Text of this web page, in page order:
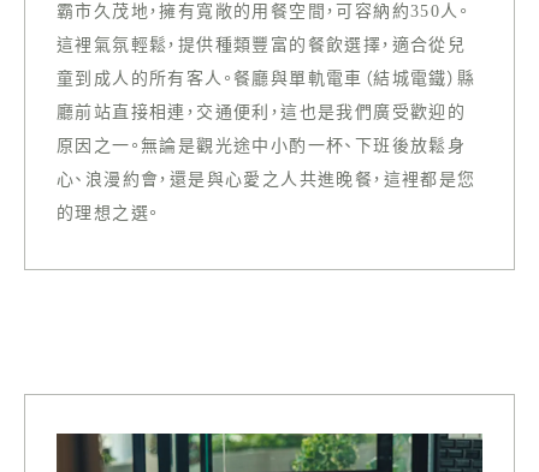
霸市久茂地，擁有寬敞的用餐空間，可容納約350人。
這裡氣氛輕鬆，提供種類豐富的餐飲選擇，適合從兒
童到成人的所有客人。餐廳與單軌電車（結城電鐵）縣
廳前站直接相連，交通便利，這也是我們廣受歡迎的
原因之一。無論是觀光途中小酌一杯、下班後放鬆身
心、浪漫約會，還是與心愛之人共進晚餐，這裡都是您
的理想之選。